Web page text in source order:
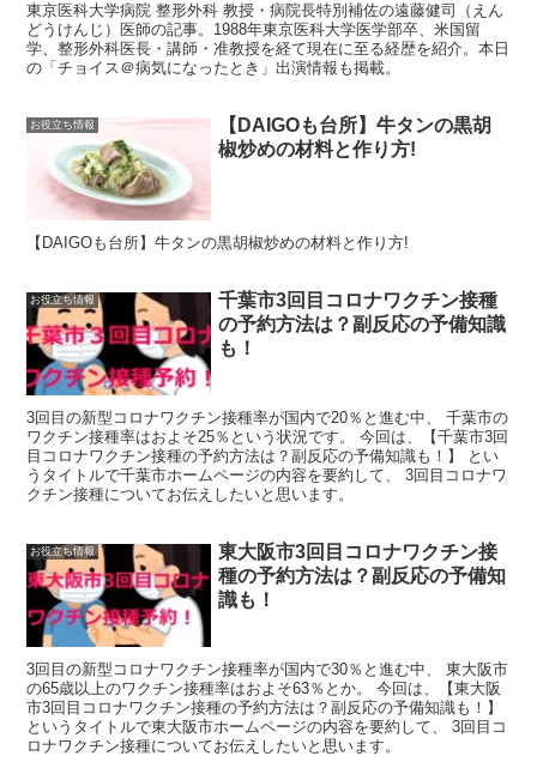
東京医科大学病院 整形外科 教授・病院長特別補佐の遠藤健司（えん
どうけんじ）医師の記事。1988年東京医科大学医学部卒、米国留
学、整形外科医長・講師・准教授を経て現在に至る経歴を紹介。本日
の「チョイス＠病気になったとき」出演情報も掲載。
お役立ち情報
【DAIGOも台所】牛タンの黒胡
椒炒めの材料と作り方!
【DAIGOも台所】牛タンの黒胡椒炒めの材料と作り方!
お役立ち情報
千葉市3回目コロナワクチン接種
の予約方法は？副反応の予備知識
も！
3回目の新型コロナワクチン接種率が国内で20％と進む中、 千葉市の
ワクチン接種率はおよそ25％という状況です。 今回は、【千葉市3回
目コロナワクチン接種の予約方法は？副反応の予備知識も！】 とい
うタイトルで千葉市ホームページの内容を要約して、 3回目コロナワ
クチン接種についてお伝えしたいと思います。
お役立ち情報
東大阪市3回目コロナワクチン接
種の予約方法は？副反応の予備知
識も！
3回目の新型コロナワクチン接種率が国内で30％と進む中、 東大阪市
の65歳以上のワクチン接種率はおよそ63％とか。 今回は、【東大阪
市3回目コロナワクチン接種の予約方法は？副反応の予備知識も！】
というタイトルで東大阪市ホームページの内容を要約して、 3回目コ
ロナワクチン接種についてお伝えしたいと思います。